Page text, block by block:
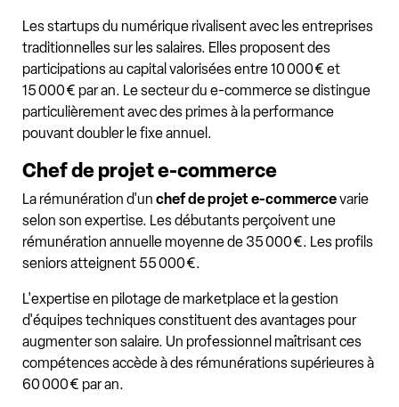
Les startups du numérique rivalisent avec les entreprises
traditionnelles sur les salaires. Elles proposent des
participations au capital valorisées entre 10 000 € et
15 000 € par an. Le secteur du e-commerce se distingue
particulièrement avec des primes à la performance
pouvant doubler le fixe annuel.
Chef de projet e-commerce
La rémunération d'un chef de projet e-commercevarie
selon son expertise. Les débutants perçoivent une
rémunération annuelle moyenne de 35 000 €. Les profils
seniors atteignent 55 000 €.
L'expertise en pilotage de marketplace et la gestion
d'équipes techniques constituent des avantages pour
augmenter son salaire. Un professionnel maîtrisant ces
compétences accède à des rémunérations supérieures à
60 000 € par an.